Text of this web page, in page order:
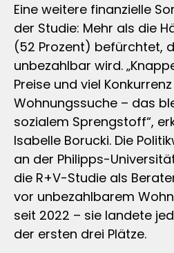
Eine weitere finanzielle
der Studie: Mehr als die
(52 Prozent) befürchtet,
unbezahlbar wird.
Preise und viel
Wohnungssuche – das
sozialem Sprengstoff“,
Isabelle Borucki. Die
an der Philipps-
die R+V-Studie als
vor unbezahlbarem
seit 2022 – sie landete
der ersten drei Plätze.